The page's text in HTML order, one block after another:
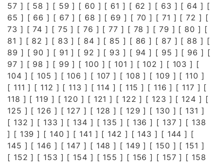
57 ] [ 58 ] [ 59 ] [ 60 ] [ 61 ] [ 62 ] [ 63 ] [ 64 ] [
65 ] [ 66 ] [ 67 ] [ 68 ] [ 69 ] [ 70 ] [ 71 ] [72 ] [
73 ] [74 ] [ 75 ] [ 76 ] [77 ] [ 78 ] [ 79 ] [ 80 ] [
81 ] [ 82 ] [ 83 ] [ 84 ] [ 85 ] [ 86 ] [ 87 ] [ 88 ] [
89 ] [ 90 ] [ 91 ] [ 92 ] [ 93 ] [ 94 ] [ 95 ] [ 96 ] [
97 ] [ 98 ] [ 99 ] [ 100 ] [ 101 ] [ 102 ] [ 103 ] [
104 ] [ 105 ] [ 106 ] [ 107 ] [ 108 ] [ 109 ] [ 110 ]
[ 111 ] [ 112 ] [ 113 ] [ 114 ] [ 115 ] [ 116 ] [ 117 ] [
118 ] [ 119 ] [ 120 ] [ 121 ] [ 122 ] [ 123 ] [ 124 ] [
125 ] [ 126 ] [ 127 ] [ 128 ] [ 129 ] [ 130 ] [ 131 ]
[ 132 ] [ 133 ] [ 134 ] [ 135 ] [ 136 ] [ 137 ] [ 138
] [ 139 ] [ 140 ] [ 141 ] [ 142 ] [ 143 ] [ 144 ] [
145 ] [ 146 ] [ 147 ] [ 148 ] [ 149 ] [ 150 ] [ 151 ]
[ 152 ] [ 153 ] [ 154 ] [ 155 ] [ 156 ] [ 157 ] [ 158